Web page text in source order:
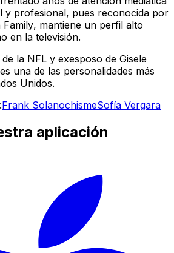
y profesional, pues reconocida por
Family, mantiene un perfil alto
en la televisión.
la NFL y exesposo de Gisele
una de las personalidades más
Unidos.
Frank SolanochismeSofía Vergara
aplicación